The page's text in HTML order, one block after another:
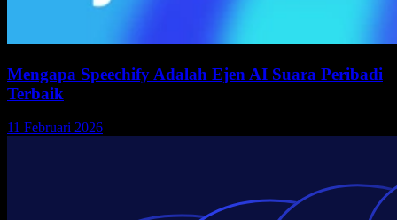
Mengapa Speechify Adalah Ejen AI Suara Peribadi
Terbaik
11 Februari 2026